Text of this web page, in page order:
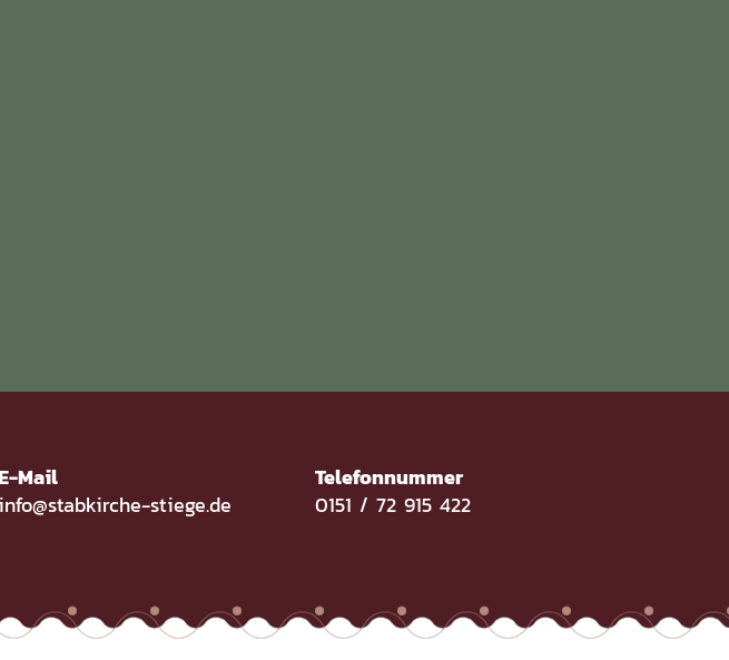
Mail
info@stabkirche-stiege.de
Telefonnummer
0151 / 72 915 422